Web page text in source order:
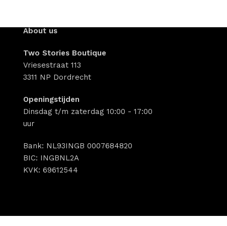
About us
Two Stories Boutique
Vriesestraat 113
3311 NP Dordrecht
Openingstijden
Dinsdag t/m zaterdag 10:00 - 17:00
uur
Bank: NL93INGB 0007684820
BIC: INGBNL2A
KVK: 69612544